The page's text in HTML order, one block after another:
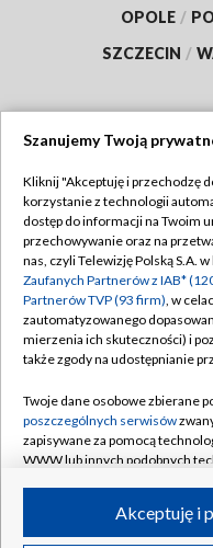
OPOLE /
SZCZECIN /
Abonament TVP
Emisja w TVP
Centrum informacji
Naziemna Telewizja
Rada Programowa
System NOS
Informacje o nadawcy
Program dla prasy
Szanujemy Twoją
Kliknij "Akceptuję i przechodzę
korzystanie z technologii
dostęp do informacji na Twoim
przechowywanie oraz na
nas, czyli Telewizję Polską S.A.
Zaufanych Partnerów z IAB*
Partnerów TVP (93 firm), w
zautomatyzowanego
mierzenia ich skuteczności) i
także zgody na udostępnianie
Twoje dane osobowe zbierane
poszczególnych serwisów
zapisywane za pomocą
WWW lub innych podobnych
ruchu w Internecie.Akceptuję i